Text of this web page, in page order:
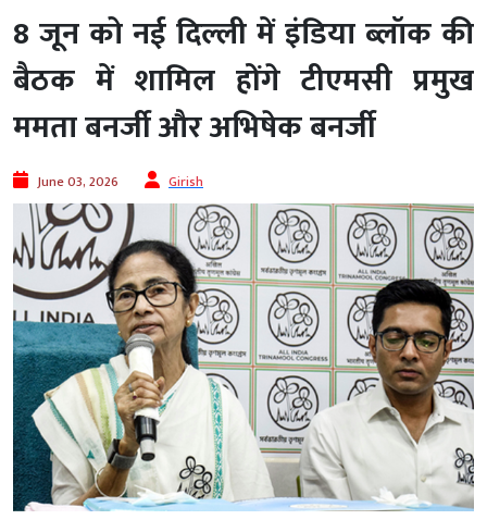
8 जून को नई दिल्ली में इंडिया ब्लॉक की
बैठक में शामिल होंगे टीएमसी प्रमुख
ममता बनर्जी और अभिषेक बनर्जी
June 03, 2026 Girish